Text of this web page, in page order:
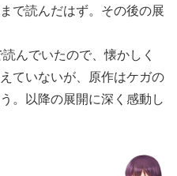
で読んだはず。その後の展
んでいたので、懐かしく
ていないが、原作はケガの
。以降の展開に深く感動し